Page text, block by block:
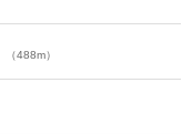
（488m）